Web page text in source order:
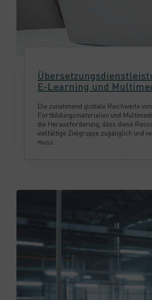
E-Learning und
Die zunehmend globale Reichweite von
Fortbildungsmaterialien und
die Herausforderung, dass diese
vielfältige Zielgruppe zugänglich und
muss.